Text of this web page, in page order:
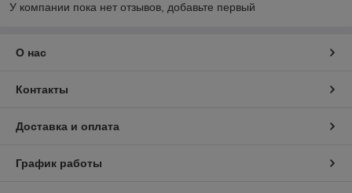
У компании пока нет отзывов, добавьте первый
О нас
Контакты
Доставка и оплата
График работы